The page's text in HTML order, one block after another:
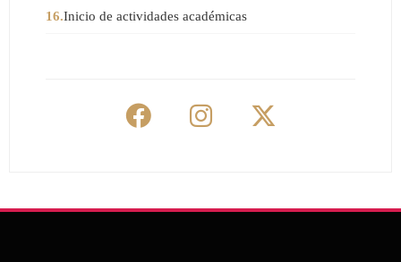
16.Inicio de actividades académicas